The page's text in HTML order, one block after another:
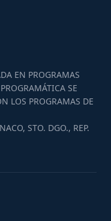
EN PROGRAMAS
SE
LOS PROGRAMAS DE
STO. DGO., REP.